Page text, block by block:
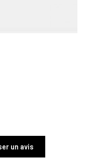
un avis